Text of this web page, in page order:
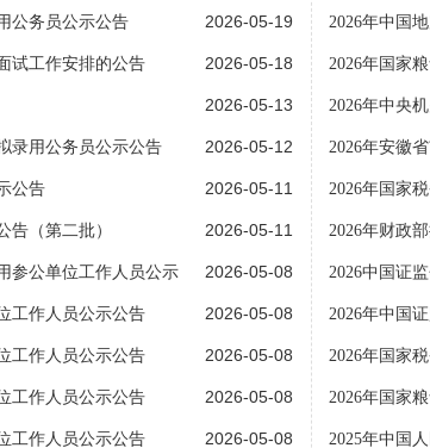
公务员公示公告 2026-05-19
试工作安排的公告 2026-05-18
2026-05-13
录用公务员公示公告 2026-05-12
公告 2026-05-11
告（第二批） 2026-05-11
参公单位工作人员公示 2026-05-08
工作人员公示公告 2026-05-08
工作人员公示公告 2026-05-08
工作人员公示公告 2026-05-08
工作人员公示公告 2026-05-08
2026年中国
2026年国家
2026年中央
2026年安徽
2026年国家
2026年财政
2026中国证
2026年中国
2026年国家
2026年国家
2025年中国